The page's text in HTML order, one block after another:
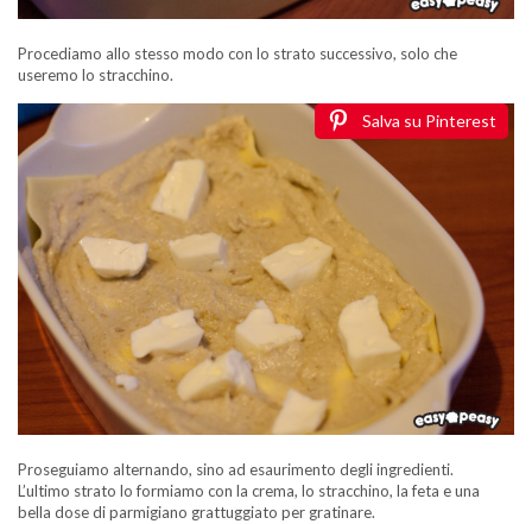
Procediamo allo stesso modo con lo strato successivo, solo che
useremo lo stracchino.
Salva su Pinterest
Proseguiamo alternando, sino ad esaurimento degli ingredienti.
L’ultimo strato lo formiamo con la crema, lo stracchino, la feta e una
bella dose di parmigiano grattuggiato per gratinare.